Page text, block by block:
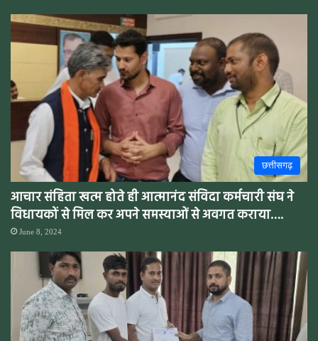
छत्तीसगढ़
आचार संहिता खत्म होते ही आत्मानंद संविदा कर्मचारी संघ ने
विधायकों से मिल कर अपने समस्याओं से अवगत कराया….
June 8, 2024